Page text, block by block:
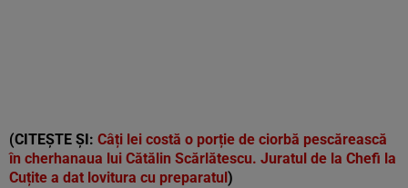
(CITEȘTE ȘI: Câți lei costă o porție de ciorbă pescărească
în cherhanaua lui Cătălin Scărlătescu. Juratul de la Chefi la
Cuțite a dat lovitura cu preparatul )